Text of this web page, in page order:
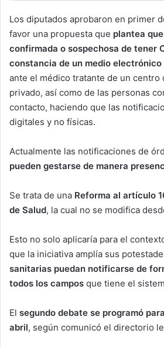
Los diputados aprobaron en primer
favor una propuesta que plantea
confirmada o sospechosa de tener
constancia de un medio
ante el médico tratante de un centro
privado, así como de las personas
contacto, haciendo que las
digitales y no físicas.
Actualmente las notificaciones de
pueden gestarse de manera
Se trata de una Reforma al artículo
de Salud, la cual no se modifica
Esto no solo aplicaría para el
que la iniciativa amplía sus
sanitarias puedan notificarse de
todos los campos que tiene el
El segundo debate se programó
abril, según comunicó el directorio